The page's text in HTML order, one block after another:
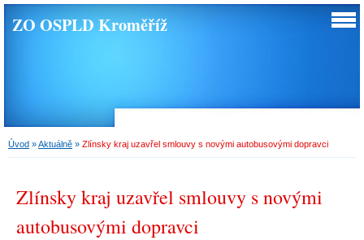
ZO OSPLD Kroměříž
Úvod »Aktuálně » Zlínsky kraj uzavřel smlouvy s novými autobusovými dopravci
Zlínsky kraj uzavřel smlouvy s novými
autobusovými dopravci